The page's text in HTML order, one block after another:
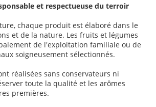
et respectueuse du terroir
chaque produit est élaboré dans le
et de la nature. Les fruits et légumes
de l'exploitation familiale ou de
soigneusement sélectionnés.
réalisées sans conservateurs ni
toute la qualité et les arômes
premières.